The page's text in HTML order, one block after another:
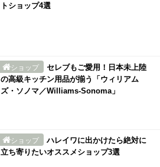
トショップ4選
ショップ
セレブもご愛用！日本未上陸
の高級キッチン用品が揃う「ウィリアム
ズ・ソノマ／Williams-Sonoma」
ショップ
ハレイワに出かけたら絶対に
立ち寄りたいオススメショップ3選